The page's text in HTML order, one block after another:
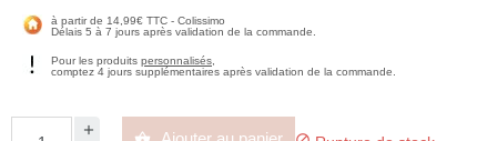
à partir de 14,99€ TTC - Colissimo
Délais 5 à 7 jours après validation de la commande.
Pour les produits personnalisés
comptez 4 jours supplémentaires après validation de la commande.